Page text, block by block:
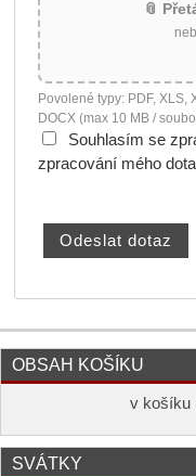
📎
Povolené typy: PDF, XLS,
DOCX (max 10 MB /
Souhlasím se
zpracování mého
OBSAH KOŠÍKU
v košíku
SVÁTKY